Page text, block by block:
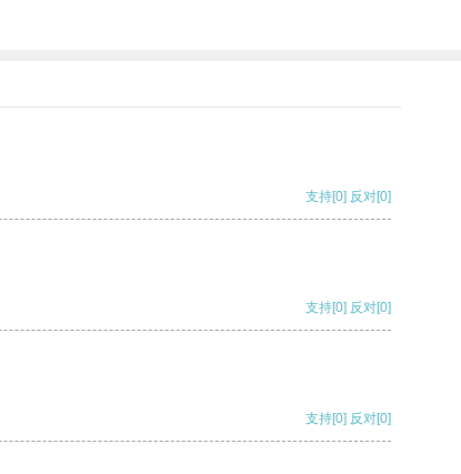
支持[0] 反对[0]
支持[0] 反对[0]
支持[0] 反对[0]